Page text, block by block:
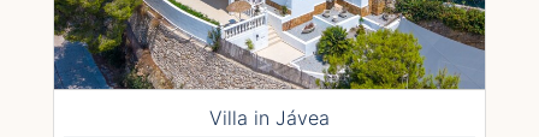
Villa in Jávea